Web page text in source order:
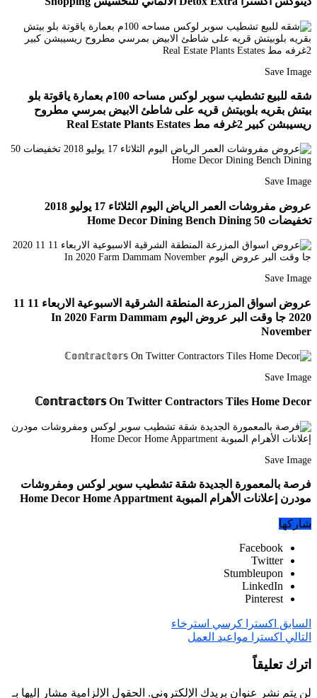
Save Image
شقه للبيع تشطيب سوبر لوكس مساحه 100م بعمارة ياقوتة بلو
بيتش بقريه بلوبيتش قريه على شاطئ الابيض بمرسي مطروح
ريسيبشن كبير 2غرفه مط Real Estate Plants Estates
Save Image
عروض مفروشات العمر الرياض اليوم الثلاثاء 17 يوليو 2018
تخفيضات 50 Home Decor Dining Bench Dining
Save Image
عروض اسواق المزرعة المنطقة الشرقية الاسبوعية الاربعاء 11 11
2020 جا وقت البر عروض اليوم In 2020 Farm Dammam
November
Save Image
ℂ𝕠𝕟𝕥𝕣𝕒𝕔𝕥𝕠𝕣𝕤 On Twitter Contractors Tiles Home Decor
Save Image
فرصة بالمعمورة الجديدة شقة تشطيب سوبر لوكس ومفروشات
مودرن إعلانات الأهرام المبوبة Home Decor Home Appartment
شاركها
Facebook
Twitter
Stumbleupon
LinkedIn
Pinterest
السابق اكسترا كرسي استرخاء
التالي اكسترا مواعيد العمل
اترك تعليقاً
لن يتم نشر عنوان بريدك الإلكتروني. الحقول الإلزامية مشار إليها بـ